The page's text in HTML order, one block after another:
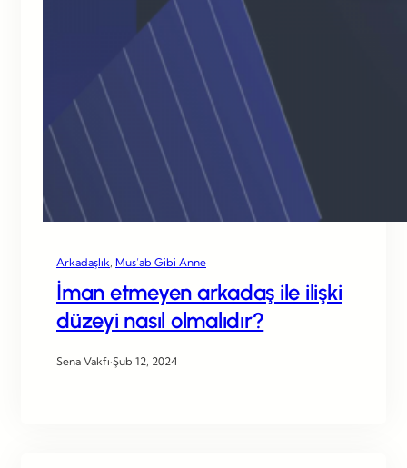
Arkadaşlık Mus’ab Gibi Anne
İman etmeyen arkadaş ile ilişki
düzeyi nasıl olmalıdır?
Sena Vakfı·Şub 12, 2024